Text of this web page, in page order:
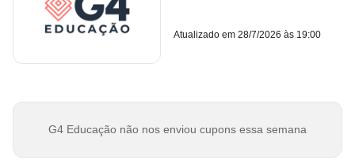
Atualizado em28/7/2026 às 19:00
G4 Educação não nos enviou cupons essa semana